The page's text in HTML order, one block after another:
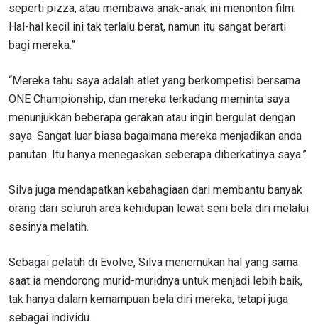
seperti pizza, atau membawa anak-anak ini menonton film.
Hal-hal kecil ini tak terlalu berat, namun itu sangat berarti
bagi mereka.”
“Mereka tahu saya adalah atlet yang berkompetisi bersama
ONE Championship, dan mereka terkadang meminta saya
menunjukkan beberapa gerakan atau ingin bergulat dengan
saya. Sangat luar biasa bagaimana mereka menjadikan anda
panutan. Itu hanya menegaskan seberapa diberkatinya saya.”
Silva juga mendapatkan kebahagiaan dari membantu banyak
orang dari seluruh area kehidupan lewat seni bela diri melalui
sesinya melatih.
Sebagai pelatih di Evolve, Silva menemukan hal yang sama
saat ia mendorong murid-muridnya untuk menjadi lebih baik,
tak hanya dalam kemampuan bela diri mereka, tetapi juga
sebagai individu.